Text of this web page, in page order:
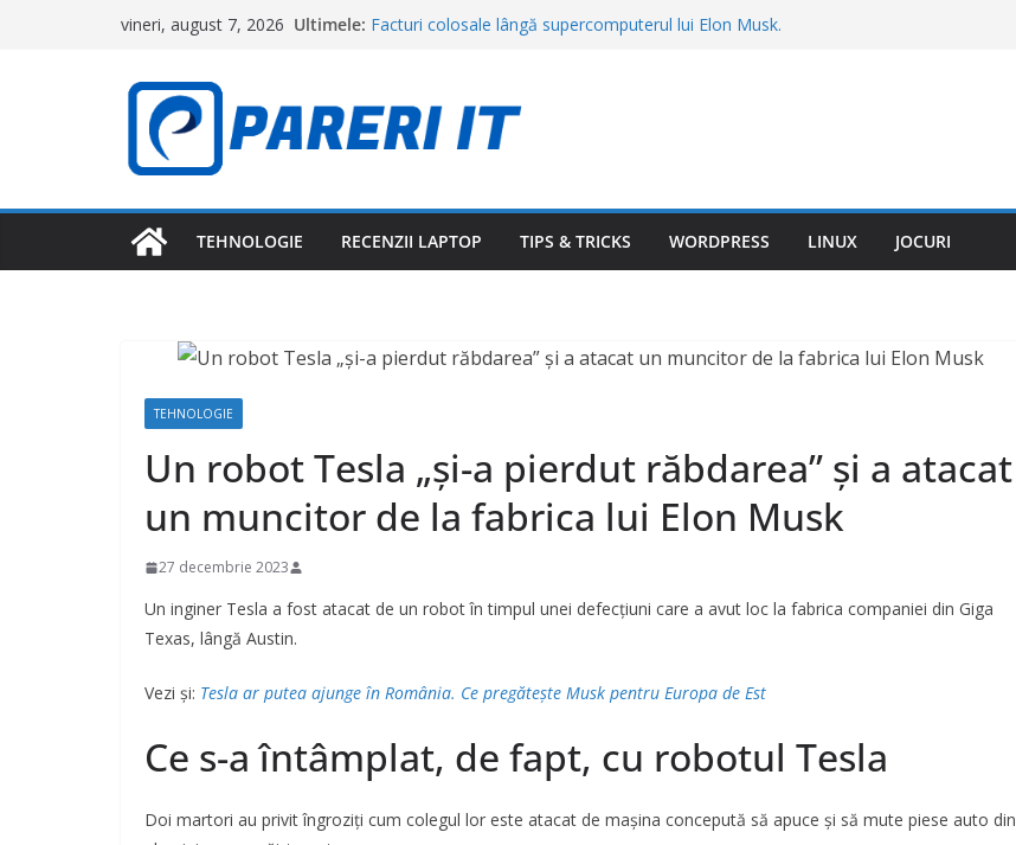
vineri, august 7, 2026 Ultimele: Facturi colosale lângă supercomputerul lui Elon Musk.
puternice. Soluțiile recomandate de specialiști
Disney+ și Netflix iau în calcul streamingul gratuit. Reclamele
început cu un SMS primit înainte de plecare: „Am plătit 3.540
de euro”
TEHNOLOGIE RECENZII LAPTOP TIPS & TRICKS WORDPRESS LINUX JOCURI
TEHNOLOGIE
Un robot Tesla „și-a pierdut răbdarea” și a atacat
un muncitor de la fabrica lui Elon Musk
27 decembrie 2023
Un inginer Tesla a fost atacat de un robot în timpul unei defecțiuni care a avut loc la fabrica companiei din Giga
Texas, lângă Austin.
Vezi și: Tesla ar putea ajunge în România. Ce pregătește Musk pentru Europa de Est
Ce s-a întâmplat, de fapt, cu robotul Tesla
Doi martori au privit îngroziți cum colegul lor este atacat de mașina concepută să apuce și să mute piese auto din